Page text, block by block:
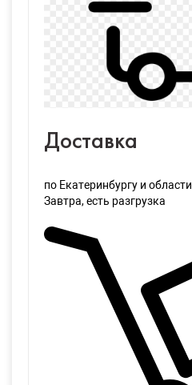
Доставка
по Екатеринбургу и области
Завтра, есть разгрузка